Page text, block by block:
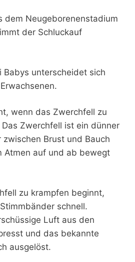
dem Neugeborenenstadium
der Schluckauf
Babys unterscheidet sich
wenn das Zwerchfell zu
Zwerchfell ist ein dünner
Brust und Bauch
Atmen auf und ab bewegt
zu krampfen beginnt,
schnell.
Luft aus den
und das bekannte
ausgelöst.